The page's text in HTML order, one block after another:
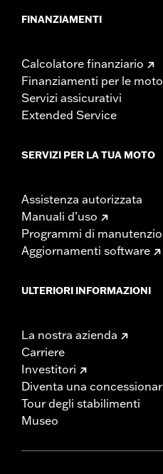
FINANZIAMENTI
Calcolatore finanziario
Finanziamenti per le
Servizi assicurativi
Extended Service
SERVIZI PER LA TUA MOTO
Assistenza autorizzata
Manuali d’uso
Programmi di
Aggiornamenti software
ULTERIORI INFORMAZIONI
La nostra azienda
Carriere
Investitori
Diventa una
Tour degli stabilimenti
Museo